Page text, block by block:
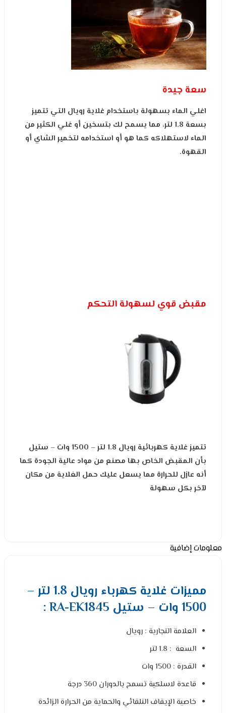
سعة جيدة
اغلي الماء بسهولة باستخدام غلاية رويال التي تتميز
بسعة 1.8 لتر، مما يسمح لك بتسخين أو غلي الكثير من
الماء لاستهلاكه كما هو أو استخدامه لتخمير الشاي أو
القهوة.
مقبض قوي لسهولة التحكم
تتميز غلاية كهربائية رويال 1.8 لتر – 1500 وات – ستيل
بأن المقبض الخاص بها مصنع من مواد عالية الجودة كما
أنه عازل للحرارة مما يسعل عليك حمل الغلاية من مكان
لآخر بكل سهولة
معلومات إضافية
مميزات غلاية كهرباء رويال 1.8 لتر –
1500 وات – ستيل RA-EK1845 :
العلامة التجارية : رويال
السعة : 1.8 لتر
القدرة : 1500 وات
قاعدة لاسلكية تسمح بالدوران 360 درجة
خاصية الإيقاف التلقائي والحماية من الحرارة الزائدة